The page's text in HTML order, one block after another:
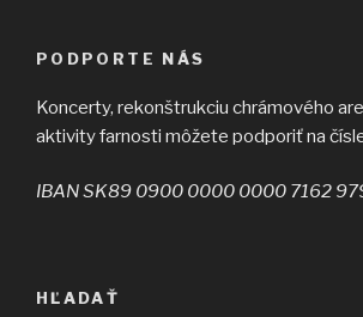
PODPORTE NÁS
Koncerty, rekonštrukciu chrámového
aktivity farnosti môžete podporiť na
IBAN SK89 0900 0000 0000 7162
HĽADAŤ